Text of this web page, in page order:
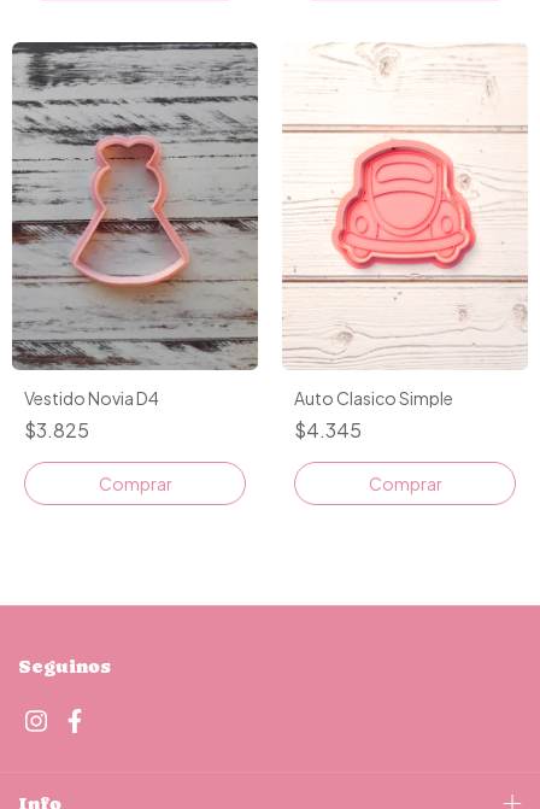
Vestido Novia D4
$3.825
Comprar
Auto Clasico Simple
$4.345
Comprar
Seguinos
Info